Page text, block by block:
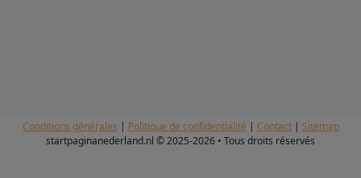
Conditions générales | Politique de confidentialité | Contact| Sitemap
startpaginanederland.nl © 2025-2026 • Tous droits réservés